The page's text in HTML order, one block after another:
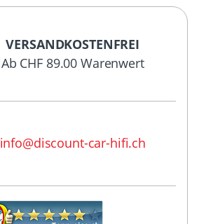
VERSANDKOSTENFREI
Ab CHF 89.00 Warenwert
info@discount-car-hifi.ch